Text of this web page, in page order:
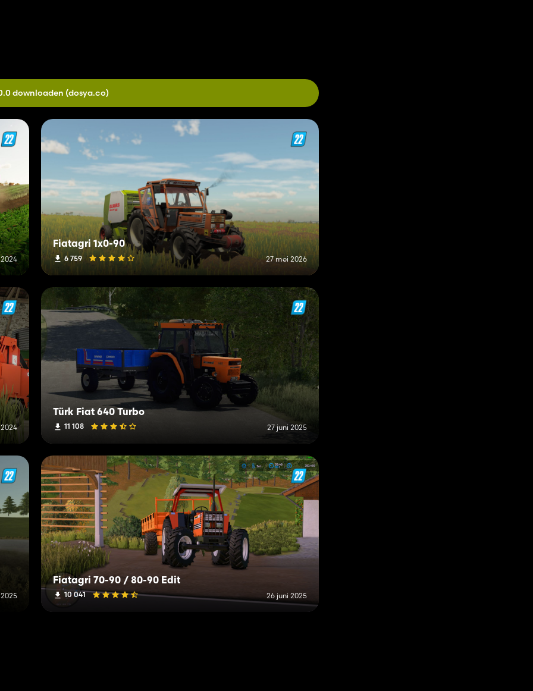
downloaden (dosya.co)
Fiatagri 1x0-90
6 759 27 mei 2026
Türk Fiat 640 Turbo
11 108 27 juni 2025
Fiatagri 70-90 / 80-90 Edit
10 041 26 juni 2025